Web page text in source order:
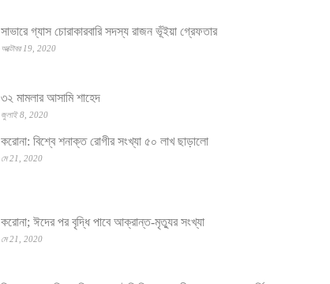
সাভারে গ্যাস চোরাকারবারি সদস্য রাজন ভূঁইয়া গ্রেফতার
অক্টোবর 19, 2020
৩২ মামলার আসামি শাহেদ
জুলাই 8, 2020
করোনা: বিশ্বে শনাক্ত রোগীর সংখ্যা ৫০ লাখ ছাড়ালো
মে 21, 2020
করোনা; ঈদের পর বৃদ্ধি পাবে আক্রান্ত-মৃত্যুর সংখ্যা
মে 21, 2020